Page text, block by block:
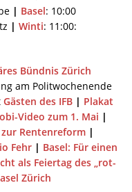
| Basel: 10:00
| Winti: 11:00:
Bündnis Zürich
am Politwochenende
Gästen des IFB | Plakat
Video zum 1. Mai |
Rentenreform |
Fehr | Basel: Für einen
als Feiertag des „rot-
Zürich